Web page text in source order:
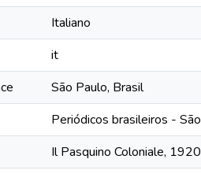
Italiano
it
São Paulo, Brasil
Periódicos brasileiros -
Il Pasquino Coloniale,